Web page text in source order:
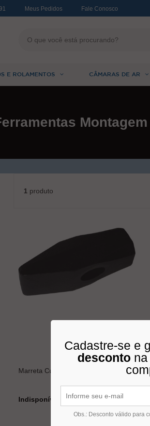
Meus Pedidos Fale Conosco
E ROLAMENTOS CÂMARAS DE AR
1 produto
Marreta Cunha 4kg Sem Protecao
Indisponível
Cadastre-se e
descontona
Obs.: Desconto válido para